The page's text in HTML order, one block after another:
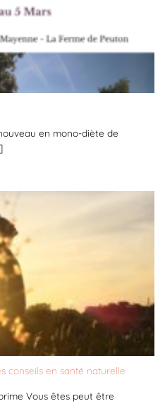
en mono-diète de
conseils en santé naturelle
Vous êtes peut être